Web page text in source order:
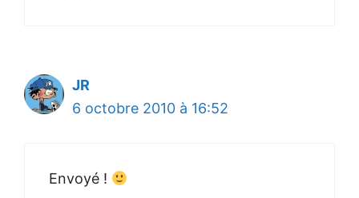
JR
6 octobre 2010 à 16:52
Envoyé !